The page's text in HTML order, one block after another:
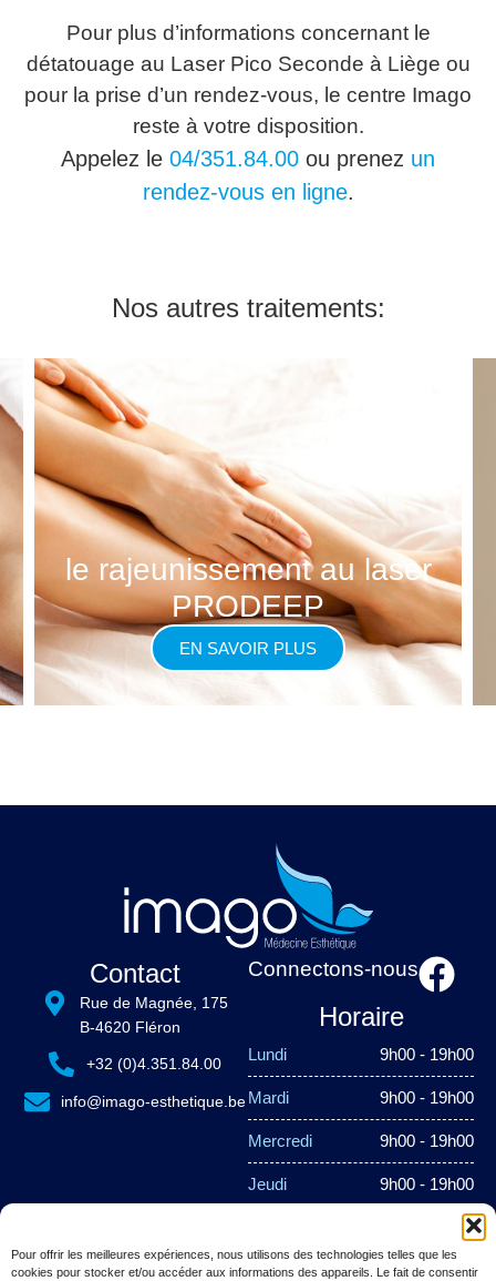
Pour offrir les meilleures expériences, nous utilisons des technologies telles que les
cookies pour stocker et/ou accéder aux informations des appareils. Le fait de consentir
Pour plus d’informations concernant le
détatouage au Laser Pico Seconde à Liège ou
pour la prise d’un rendez-vous, le centre Imago
reste à votre disposition.
Appelez le 04/351.84.00 ou prenez un
rendez-vous en ligne.
Nos autres traitements:
le rajeunissement au laser
PRODEEP
EN SAVOIR PLUS
Contact
Rue de Magnée, 175
B-4620 Fléron
+32 (0)4.351.84.00
info@imago-esthetique.be
Connectons-nous
Horaire
Lundi 9h00 - 19h00
Mardi 9h00 - 19h00
Mercredi 9h00 - 19h00
Jeudi 9h00 - 19h00
9h00 - 19h00
Samedi Fermé